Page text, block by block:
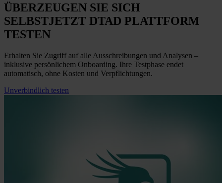
ÜBERZEUGEN SIE SICH
SELBSTJETZT DTAD PLATTFORM
TESTEN
Erhalten Sie Zugriff auf alle Ausschreibungen und Analysen –
inklusive persönlichem Onboarding. Ihre Testphase endet
automatisch, ohne Kosten und Verpflichtungen.
Unverbindlich testen